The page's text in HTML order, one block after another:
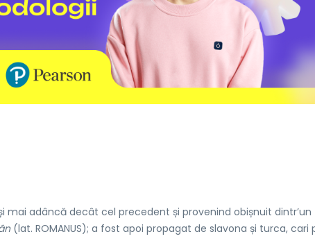
mai adâncă decât cel precedent și provenind obișnuit dintr’un
(lat. ROMANUS); a fost apoi propagat de slavona și turca, cari